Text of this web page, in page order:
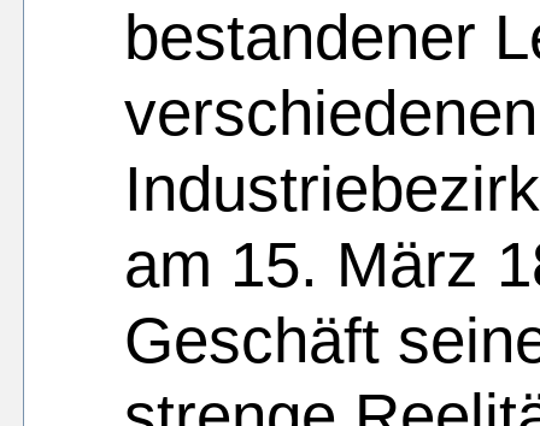
bestandener
am 15. März
Geschäft